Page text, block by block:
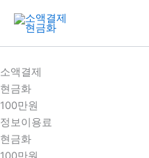
건
너
뛰
기
소액결제
현금화
100만원
정보이용료
현금화